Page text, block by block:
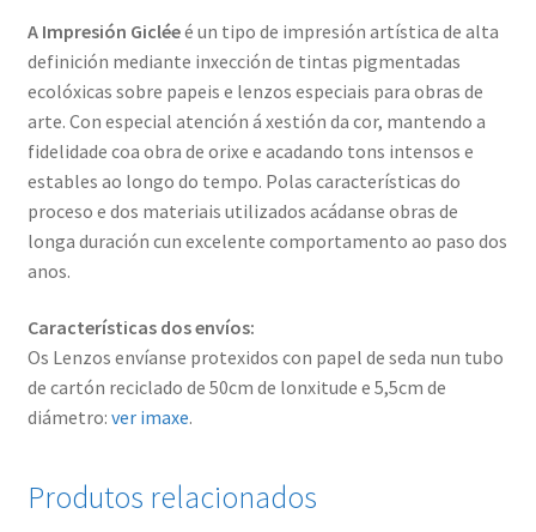
A Impresión Gicléeé un tipo de impresión artística de alta
definición mediante inxección de tintas pigmentadas
ecolóxicas sobre papeis e lenzos especiais para obras de
arte. Con especial atención á xestión da cor, mantendo a
fidelidade coa obra de orixe e acadando tons intensos e
estables ao longo do tempo. Polas características do
proceso e dos materiais utilizados acádanse obras de
longa duración cun excelente comportamento ao paso dos
anos.
Características dos envíos:
Os Lenzos envíanse protexidos con papel de seda nun tubo
de cartón reciclado de 50cm de lonxitude e 5,5cm de
diámetro: ver imaxe.
Produtos relacionados